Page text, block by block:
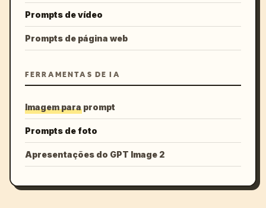
Prompts de vídeo
Prompts de página web
FERRAMENTAS DE IA
Imagem para prompt
Prompts de foto
Apresentações do GPT Image 2